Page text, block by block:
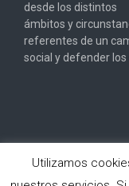
desde los distintos
ámbitos y
referentes de un
social y defender
Utilizamos